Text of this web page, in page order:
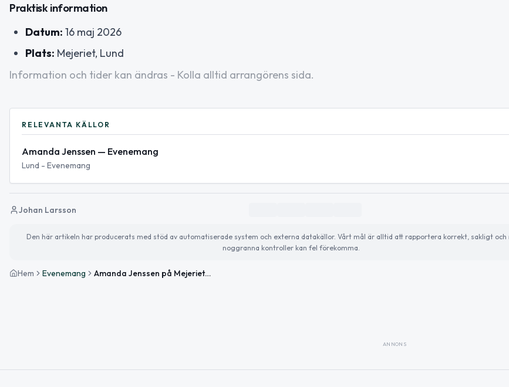
Praktisk information
Datum: 16 maj 2026
Plats: Mejeriet, Lund
Information och tider kan ändras - Kolla alltid arrangörens sida.
RELEVANTA KÄLLOR
Amanda Jenssen — Evenemang
Lund - Evenemang
Johan Larsson
Den här artikeln har producerats med stöd av automatiserade system och externa datakällor. Vårt mål är alltid att rapportera korrekt, sakligt och
noggranna kontroller kan fel förekomma.
Hem Evenemang Amanda Jenssen på Mejeriet i Lund
ANNONS